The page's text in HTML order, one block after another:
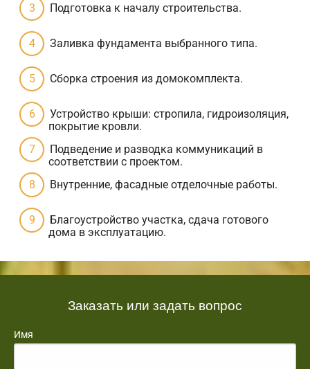
Подготовка к началу строительства.
Заливка фундамента выбранного типа.
Сборка строения из домокомплекта.
Устройство крыши: стропила, гидроизоляция,
покрытие кровли.
Подведение и разводка коммуникаций в
соответствии с проектом.
Внутренние, фасадные отделочные работы.
Благоустройство участка, сдача готового
дома в эксплуатацию.
Заказать или задать вопрос
Имя